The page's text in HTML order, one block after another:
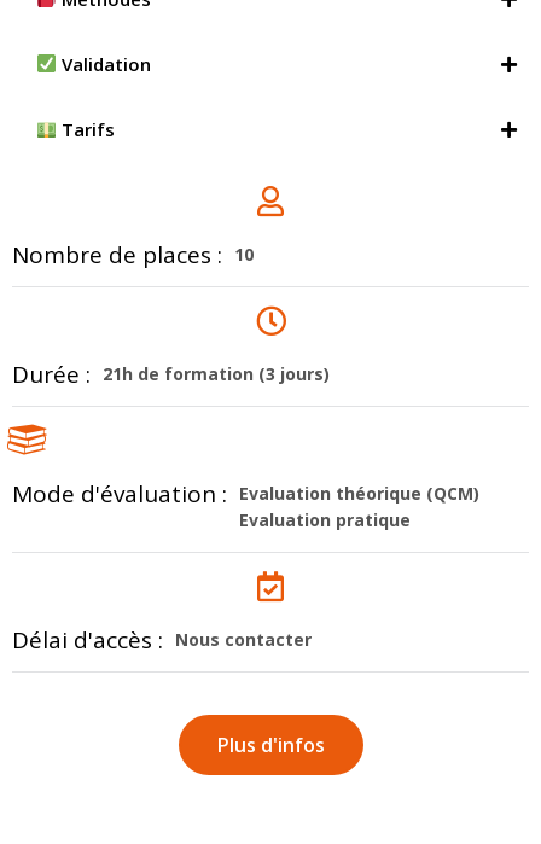
Validation
Tarifs
Nombre de places : 10
Durée : 21h de formation (3 jours)
Mode d'évaluation :
Evaluation théorique (QCM)
Evaluation pratique
Délai d'accès : Nous contacter
Plus d'infos